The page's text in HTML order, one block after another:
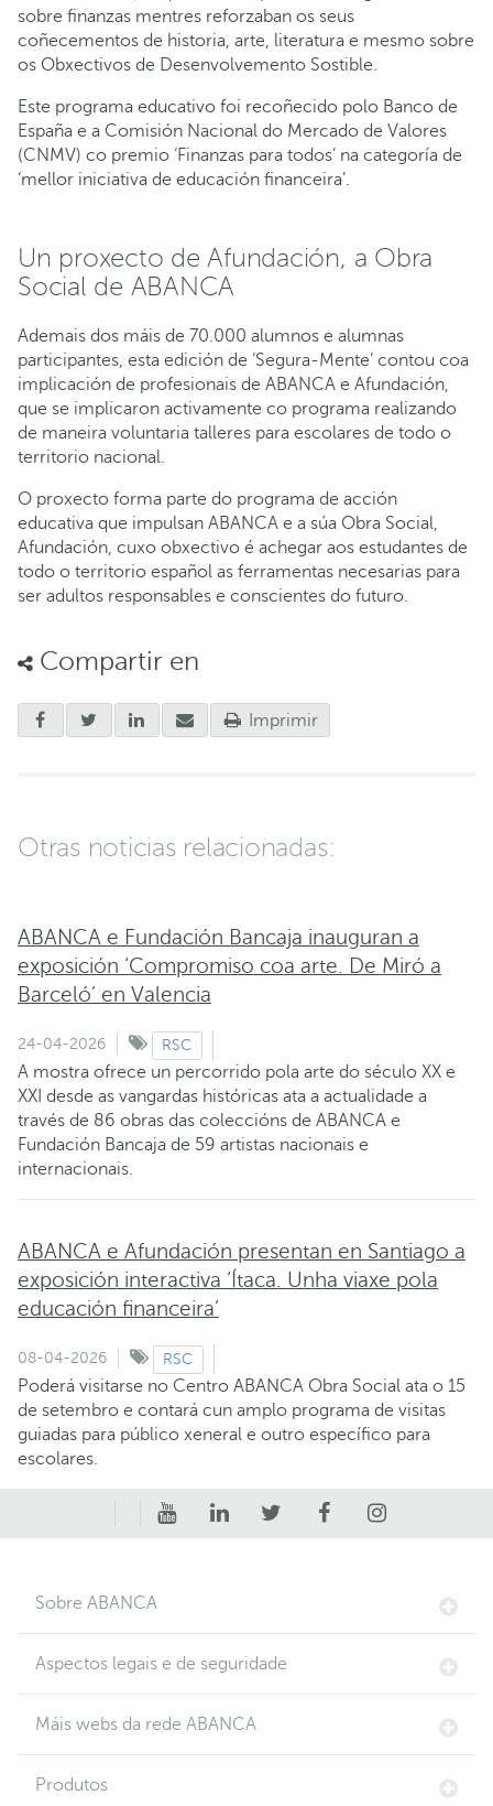
sobre finanzas mentres reforzaban os seus
coñecementos de historia, arte, literatura e mesmo sobre
os Obxectivos de Desenvolvemento Sostible.
Este programa educativo foi recoñecido polo Banco de
España e a Comisión Nacional do Mercado de Valores
(CNMV) co premio ‘Finanzas para todos’ na categoría de
‘mellor iniciativa de educación financeira’.
Un proxecto de Afundación, a Obra
Social de ABANCA
Ademais dos máis de 70.000 alumnos e alumnas
participantes, esta edición de ‘Segura-Mente’ contou coa
implicación de profesionais de ABANCA e Afundación,
que se implicaron activamente co programa realizando
de maneira voluntaria talleres para escolares de todo o
territorio nacional.
O proxecto forma parte do programa de acción
educativa que impulsan ABANCA e a súa Obra Social,
Afundación, cuxo obxectivo é achegar aos estudantes de
todo o territorio español as ferramentas necesarias para
ser adultos responsables e conscientes do futuro.
Compartir en
Imprimir
Otras noticias relacionadas:
ABANCA e Fundación Bancaja inauguran a
exposición ‘Compromiso coa arte. De Miró a
Barceló’ en Valencia
24-04-2026 RSC
A mostra ofrece un percorrido pola arte do século XX e
XXI desde as vangardas históricas ata a actualidade a
través de 86 obras das coleccións de ABANCA e
Fundación Bancaja de 59 artistas nacionais e
internacionais.
ABANCA e Afundación presentan en Santiago a
exposición interactiva ‘Ítaca. Unha viaxe pola
educación financeira’
08-04-2026 RSC
Poderá visitarse no Centro ABANCA Obra Social ata o 15
de setembro e contará cun amplo programa de visitas
guiadas para público xeneral e outro específico para
escolares.
Sobre ABANCA
Aspectos legais e de seguridade
Máis webs da rede ABANCA
Produtos